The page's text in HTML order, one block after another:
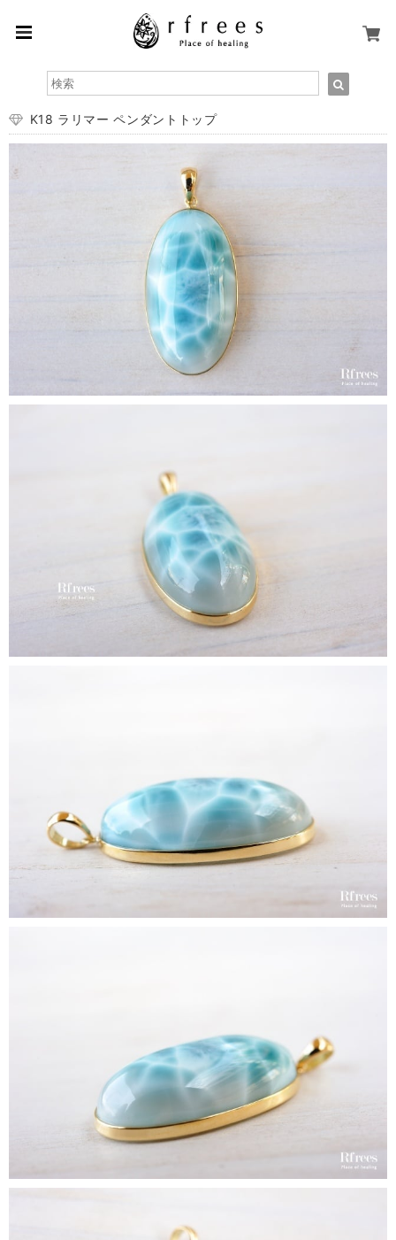
K18 ラリマー ペンダントトップ